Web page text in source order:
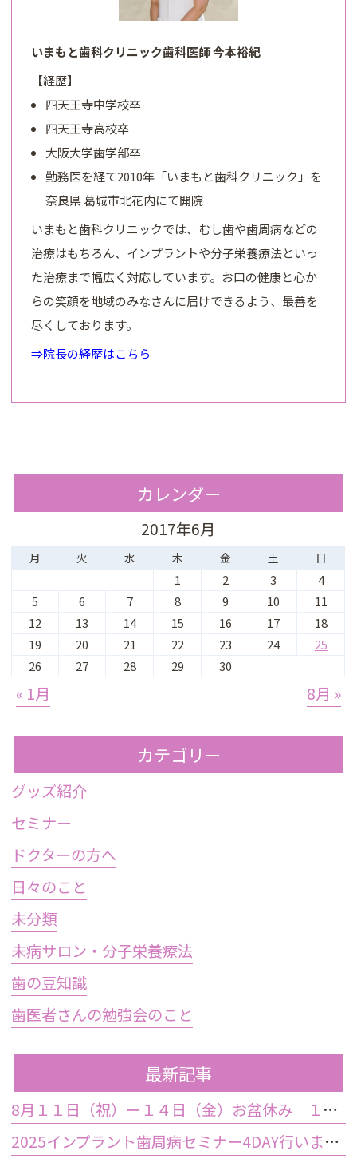
いまもと歯科クリニック歯科医師 今本裕紀
【経歴】
四天王寺中学校卒
四天王寺高校卒
大阪大学歯学部卒
勤務医を経て2010年「いまもと歯科クリニック」を
奈良県 葛城市北花内にて開院
いまもと歯科クリニックでは、むし歯や歯周病などの
治療はもちろん、インプラントや分子栄養療法といっ
た治療まで幅広く対応しています。お口の健康と心か
らの笑顔を地域のみなさんに届けできるよう、最善を
尽くしております。
⇒院長の経歴はこちら
カレンダー
2017年6月
月 火 水 木 金 土 日
1 2 3
4
5
6 7 8 9 10
11
12
13 14 15 16 17
18
19
20 21 22 23 24
25
26
27 28 29 30
« 1月 8月 »
カテゴリー
グッズ紹介
セミナー
ドクターの方へ
日々のこと
未分類
未病サロン・分子栄養療法
歯の豆知識
歯医者さんの勉強会のこと
最新記事
8月１１日（祝）ー１４日（金）お盆休み １５日土曜日から診療しております
2025インプラント歯周病セミナー4DAY行いました